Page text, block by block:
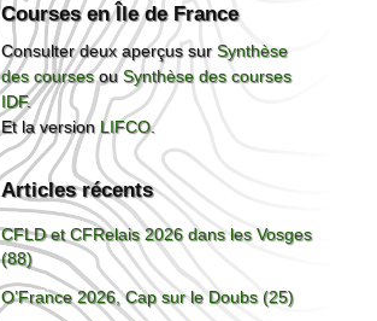
Courses en Île de France
Consulter deux aperçus surSynthèse
des coursesouSynthèse des courses
IDF.
Et la version LIFCO.
Articles récents
CFLD et CFRelais 2026 dans les Vosges
(88)
O’France 2026, Cap sur le Doubs (25)